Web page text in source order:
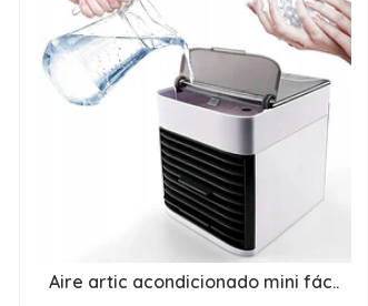
Aire artic acondicionado mini fác..